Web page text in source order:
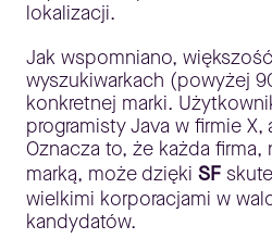
lokalizacji.
Jak wspomniano,
wyszukiwarkach (powyżej
konkretnej marki.
programisty Java w firmie X,
Oznacza to, że każda firma,
marką, może dzięki SF
wielkimi korporacjami w
kandydatów.